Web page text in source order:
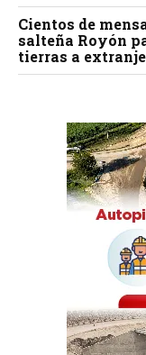
Cientos de
salteña Royón
tierras a